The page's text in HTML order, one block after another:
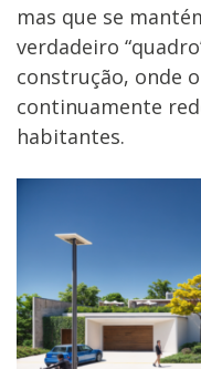
mas que se
verdadeiro
construção, onde
continuamente
habitantes.